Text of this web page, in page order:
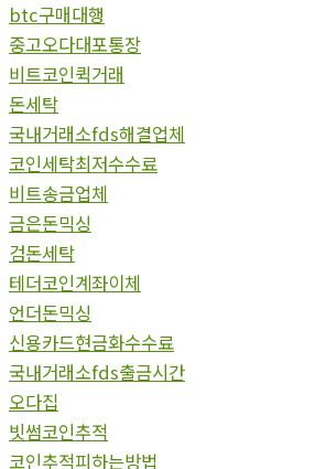
btc구매대행
중고오다대포통장
비트코인퀵거래
돈세탁
국내거래소fds해결업체
코인세탁최저수수료
비트송금업체
금은돈믹싱
검돈세탁
테더코인계좌이체
언더돈믹싱
신용카드현금화수수료
국내거래소fds출금시간
오다집
빗썸코인추적
코인추적피하는방법